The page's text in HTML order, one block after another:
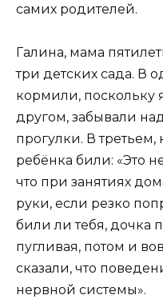
самих родителей.
Галина, мама
три детских сада. В
кормили, поскольку
другом, забывали
прогулки. В третьем,
ребёнка били: «Это
что при занятиях
руки, если резко
били ли тебя, дочка
пугливая, потом и
сказали, что
нервной системы».